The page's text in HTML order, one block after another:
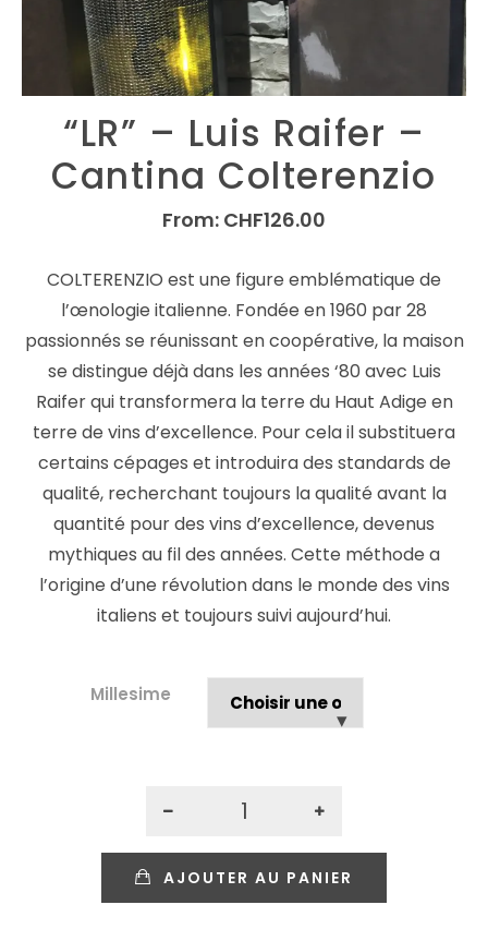
“LR” – Luis Raifer –
Cantina Colterenzio
From: CHF126.00
COLTERENZIO est une figure emblématique de
l’œnologie italienne. Fondée en 1960 par 28
passionnés se réunissant en coopérative, la maison
se distingue déjà dans les années ‘80 avec Luis
Raifer qui transformera la terre du Haut Adige en
terre de vins d’excellence. Pour cela il substituera
certains cépages et introduira des standards de
qualité, recherchant toujours la qualité avant la
quantité pour des vins d’excellence, devenus
mythiques au fil des années. Cette méthode a
l’origine d’une révolution dans le monde des vins
italiens et toujours suivi aujourd’hui.
Millesime
AJOUTER AU PANIER